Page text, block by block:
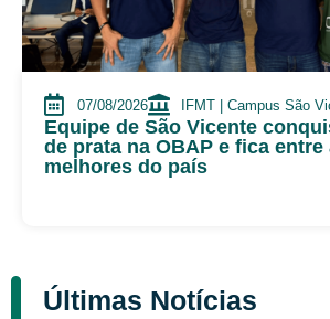
07/08/2026 IFMT | Campus São
Equipe de São Vicente
de prata na OBAP e fica entre
melhores do país
Últimas Notícias